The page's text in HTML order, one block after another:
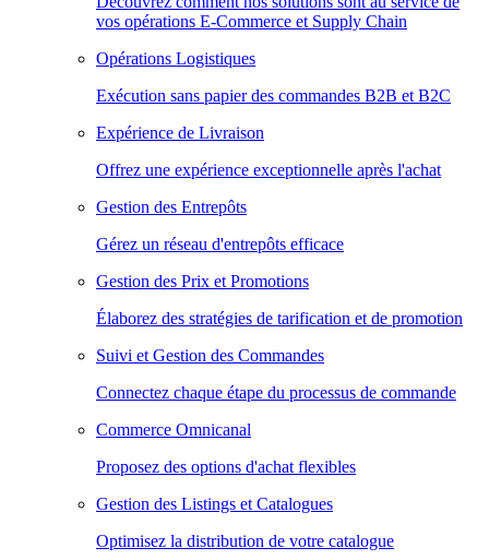
vos opérations E-Commerce et Supply Chain
Opérations Logistiques
Exécution sans papier des commandes B2B et B2C
Expérience de Livraison
Offrez une expérience exceptionnelle après l'achat
Gestion des Entrepôts
Gérez un réseau d'entrepôts efficace
Gestion des Prix et Promotions
Élaborez des stratégies de tarification et de promotion
Suivi et Gestion des Commandes
Connectez chaque étape du processus de commande
Commerce Omnicanal
Proposez des options d'achat flexibles
Gestion des Listings et Catalogues
Optimisez la distribution de votre catalogue